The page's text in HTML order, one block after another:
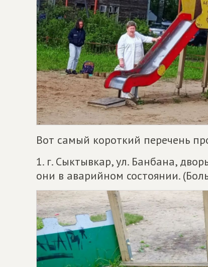
Вот самый короткий перечень
1. г. Сыктывкар, ул. Банбана,
они в аварийном состоянии.